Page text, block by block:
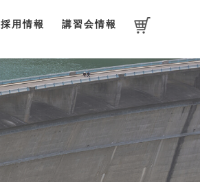
採用情報 講習会情報